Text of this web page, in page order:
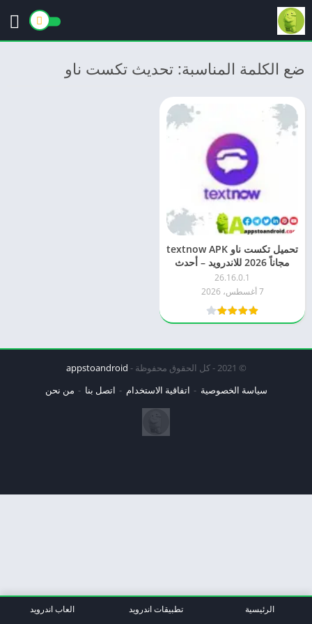
ضع الكلمة المناسبة: تحديث تكست ناو
تحميل تكست ناو textnow APK
مجاناً 2026 للاندرويد – أحدث
إصدار
26.16.0.1
7 أغسطس، 2026
© 2021 - كل الحقوق محفوظة -
appstoandroid
سياسة الخصوصية
اتفاقية الاستخدام اتصل بنا من نحن
الرئيسية تطبيقات اندرويد العاب اندرويد